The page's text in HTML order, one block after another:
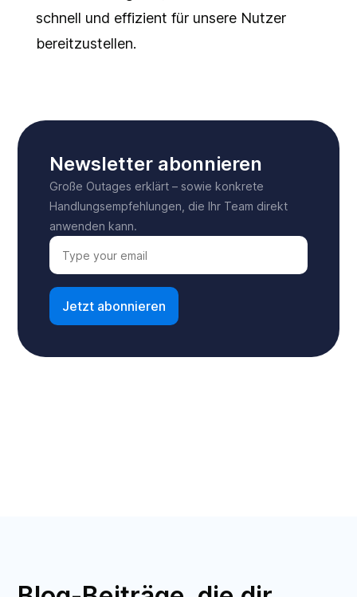
schnell und effizient für unsere Nutzer
bereitzustellen.
Newsletter abonnieren
Große Outages erklärt – sowie konkrete
Handlungsempfehlungen, die Ihr Team direkt
anwenden kann.